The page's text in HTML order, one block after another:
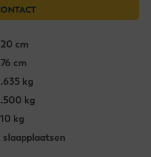
cm
cm
kg
kg
kg
slaapplaatsen